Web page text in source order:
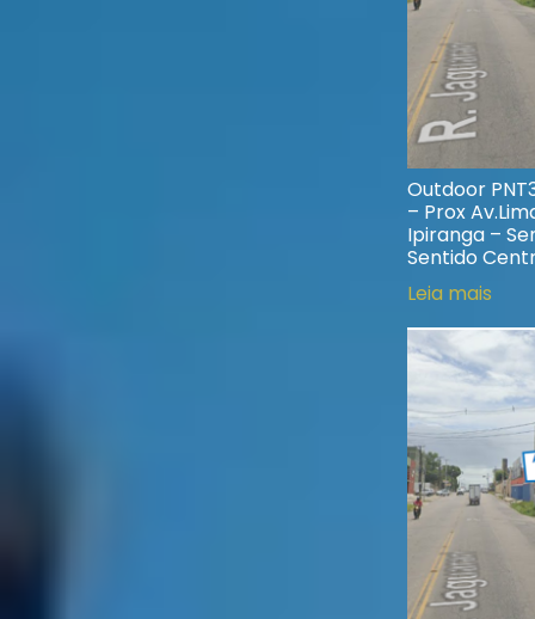
Outdoor
– Prox
Ipiranga –
Sentido
Leia mais